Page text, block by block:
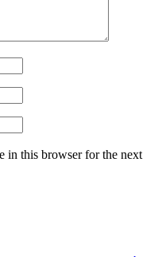
in this browser for the next